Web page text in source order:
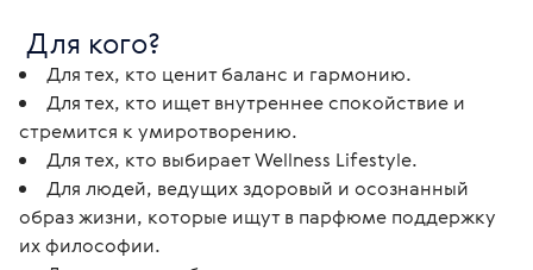
Для кого?
Для тех, кто ценит баланс и гармонию.
Для тех, кто ищет внутреннее спокойствие и
стремится к умиротворению.
Для тех, кто выбирает Wellness Lifestyle.
Для людей, ведущих здоровый и осознанный
образ жизни, которые ищут в парфюме поддержку
их философии.